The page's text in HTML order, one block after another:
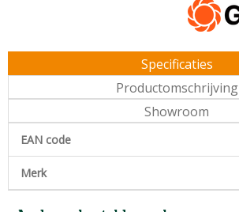
Specificaties
Productomschrijving
Showroom
EAN code
Merk